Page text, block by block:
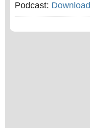
Podcast: Download